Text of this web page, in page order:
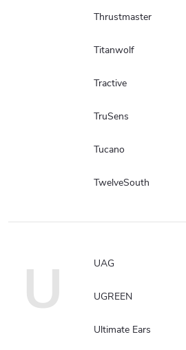
Thrustmaster
Titanwolf
Tractive
TruSens
Tucano
TwelveSouth
U UAG
UGREEN
Ultimate Ears